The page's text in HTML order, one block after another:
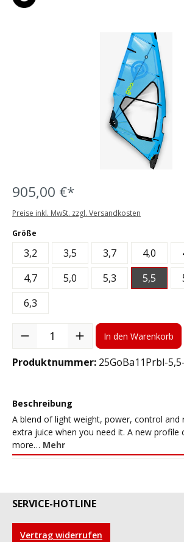
Bildergalerie überspringen
905,00 €*
Preise inkl. MwSt. zzgl. Versandkosten
Größe
3,2 3,5 3,7 4,0
4,7
5,0 5,3 5,5
6,3
Produkt Anzahl: Gib den gewünschten
In den Warenkorb
Produktnummer: 25GoBa11Prbl-
Beschreibung
A blend of light weight, power, control and
extra juice when you need it. A new profile
more… Mehr
SERVICE-HOTLINE
Vertrag widerrufen